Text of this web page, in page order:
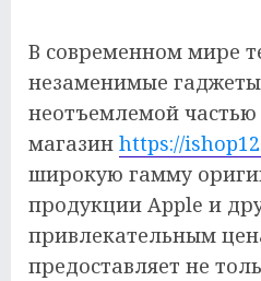
В современном мире
незаменимые гаджеты
неотъемлемой
магазин https://
широкую гамму
продукции Apple и
привлекательным
предоставляет не